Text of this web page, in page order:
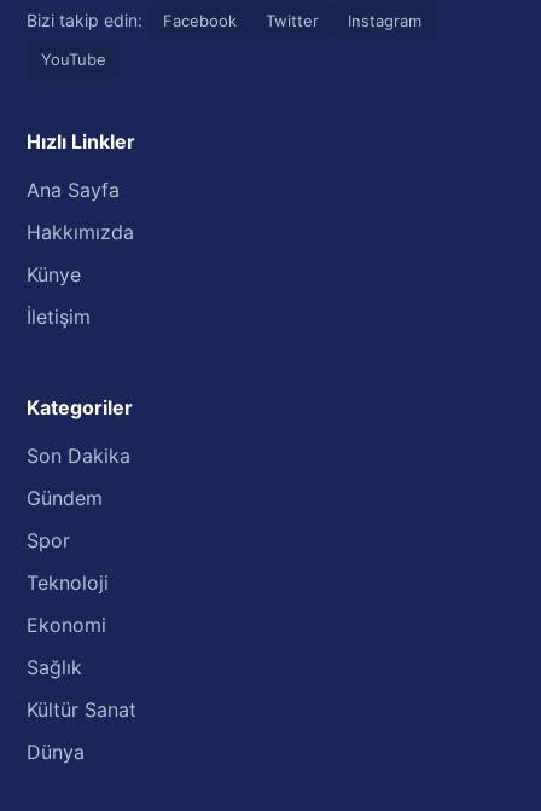
Bizi takip edin: Facebook Twitter
Instagram
YouTube
Hızlı Linkler
Ana Sayfa
Hakkımızda
Künye
İletişim
Kategoriler
Son Dakika
Gündem
Spor
Teknoloji
Ekonomi
Sağlık
Kültür Sanat
Dünya